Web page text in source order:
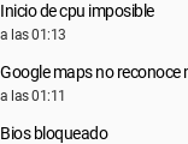
Inicio de cpu imposible
a las 01:13
Google maps no reconoce
a las 01:11
Bios bloqueado